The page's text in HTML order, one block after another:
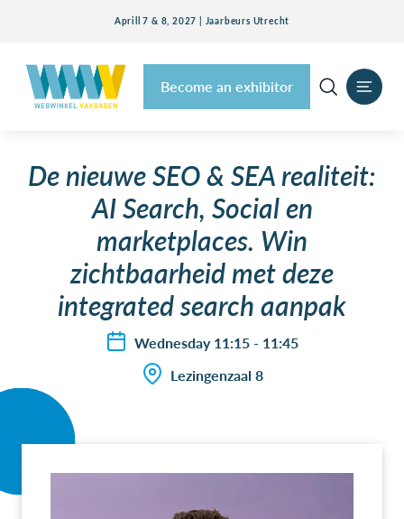
Aprill 7 & 8, 2027 | Jaarbeurs Utrecht
Become an exhibitor
De nieuwe SEO & SEA realiteit:
AI Search, Social en
marketplaces. Win
zichtbaarheid met deze
integrated search aanpak
Wednesday 11:15 - 11:45
Lezingenzaal 8